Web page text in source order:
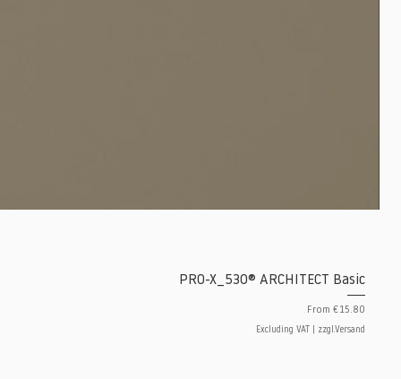
PRO-X_530® ARCHITECT Basic
From €15.80
Sale Price
Excluding VAT zzgl.Versand